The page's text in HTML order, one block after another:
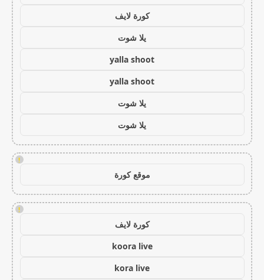
كورة لايف
يلا شوت
yalla shoot
yalla shoot
يلا شوت
يلا شوت
!
موقع كورة
!
كورة لايف
koora live
kora live